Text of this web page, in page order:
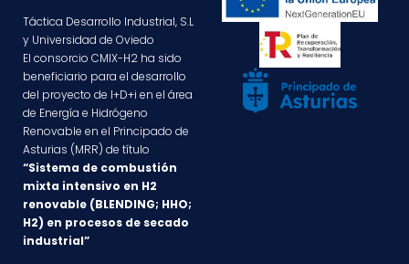
Táctica Desarrollo Industrial, S.L
y Universidad de Oviedo
El consorcio CMIX-H2 ha sido
beneficiario para el desarrollo
del proyecto de I+D+i en el área
de Energía e Hidrógeno
Renovable en el Principado de
Asturias (MRR) de título
“Sistema de combustión
mixta intensivo en H2
renovable (BLENDING; HHO;
H2) en procesos de secado
industrial”